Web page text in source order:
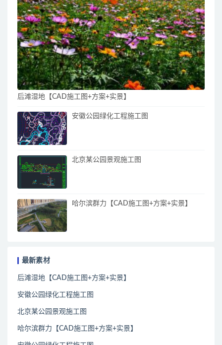
后滩湿地【CAD施工图+方案+实景】
安徽公园绿化工程施工图
北京某公园景观施工图
哈尔滨群力【CAD施工图+方案+实景】
最新素材
后滩湿地【CAD施工图+方案+实景】
安徽公园绿化工程施工图
北京某公园景观施工图
哈尔滨群力【CAD施工图+方案+实景】